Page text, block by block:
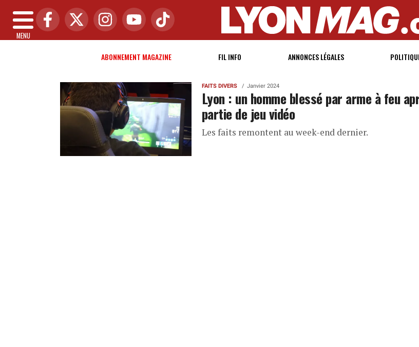
MENU
ABONNEMENT MAGAZINE FIL INFO ANNONCES LÉGALES
FAITS DIVERS Janvier 2024
Lyon : un homme blessé par arme à feu
partie de jeu vidéo
Les faits remontent au week-end dernier.